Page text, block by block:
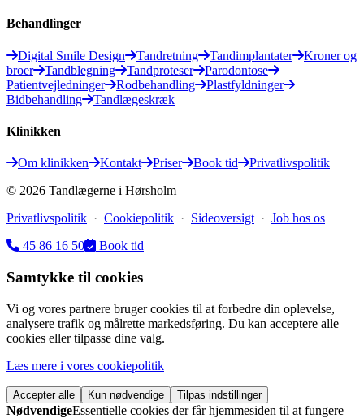
Behandlinger
Digital Smile Design Tandretning Tandimplantater
Kroner og
broer
Tandblegning Tandproteser
Parodontose
Patientvejledninger
Rodbehandling
Plastfyldninger
Bidbehandling
Tandlægeskræk
Klinikken
Om klinikken Kontakt Priser Book tid
Privatlivspolitik
© 2026 Tandlægerne i Hørsholm
Privatlivspolitik · Cookiepolitik · Sideoversigt · Job hos os
45 86 16 50
Book tid
Samtykke til cookies
Vi og vores partnere bruger cookies til at forbedre din oplevelse,
analysere trafik og målrette markedsføring. Du kan acceptere alle
cookies eller tilpasse dine valg.
Læs mere i vores cookiepolitik
Accepter alle Kun nødvendige Tilpas indstillinger
NødvendigeEssentielle cookies der får hjemmesiden til at fungere